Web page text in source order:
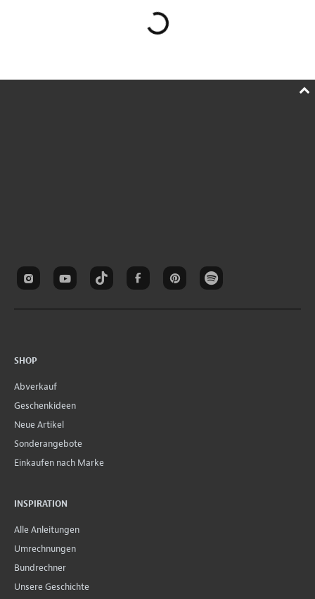
SHOP
Abverkauf
Geschenkideen
Neue Artikel
Sonderangebote
Einkaufen nach Marke
INSPIRATION
Alle Anleitungen
Umrechnungen
Bundrechner
Unsere Geschichte